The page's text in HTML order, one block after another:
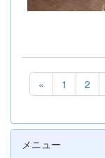
« 1 2
メニュー